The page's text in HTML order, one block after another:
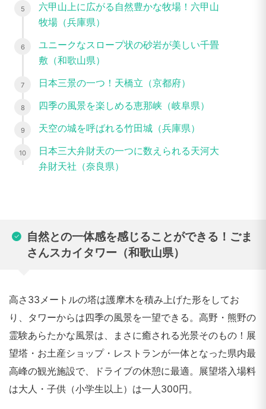
六甲山上に広がる自然豊かな牧場！六甲山
牧場（兵庫県）
ユニークなスロープ状の砂岩が美しい千畳
敷（和歌山県）
日本三景の一つ！天橋立（京都府）
四季の風景を楽しめる恵那峡（岐阜県）
天空の城を呼ばれる竹田城（兵庫県）
日本三大弁財天の一つに数えられる天河大
弁財天社（奈良県）
自然との一体感を感じることができる！ごま
さんスカイタワー（和歌山県）
高さ33メートルの塔は護摩木を積み上げた形をしてお
り、タワーからは四季の風景を一望できる。高野・熊野の
霊験あらたかな風景は、まさに癒される光景そのもの！展
望塔・お土産ショップ・レストランが一体となった県内最
高峰の観光施設で、ドライブの休憩に最適。展望塔入場料
は大人・子供（小学生以上）は一人300円。